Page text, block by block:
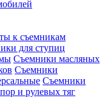
к съемникам
для ступиц
Съемники масляных
Съемники
Съемники
и рулевых тяг